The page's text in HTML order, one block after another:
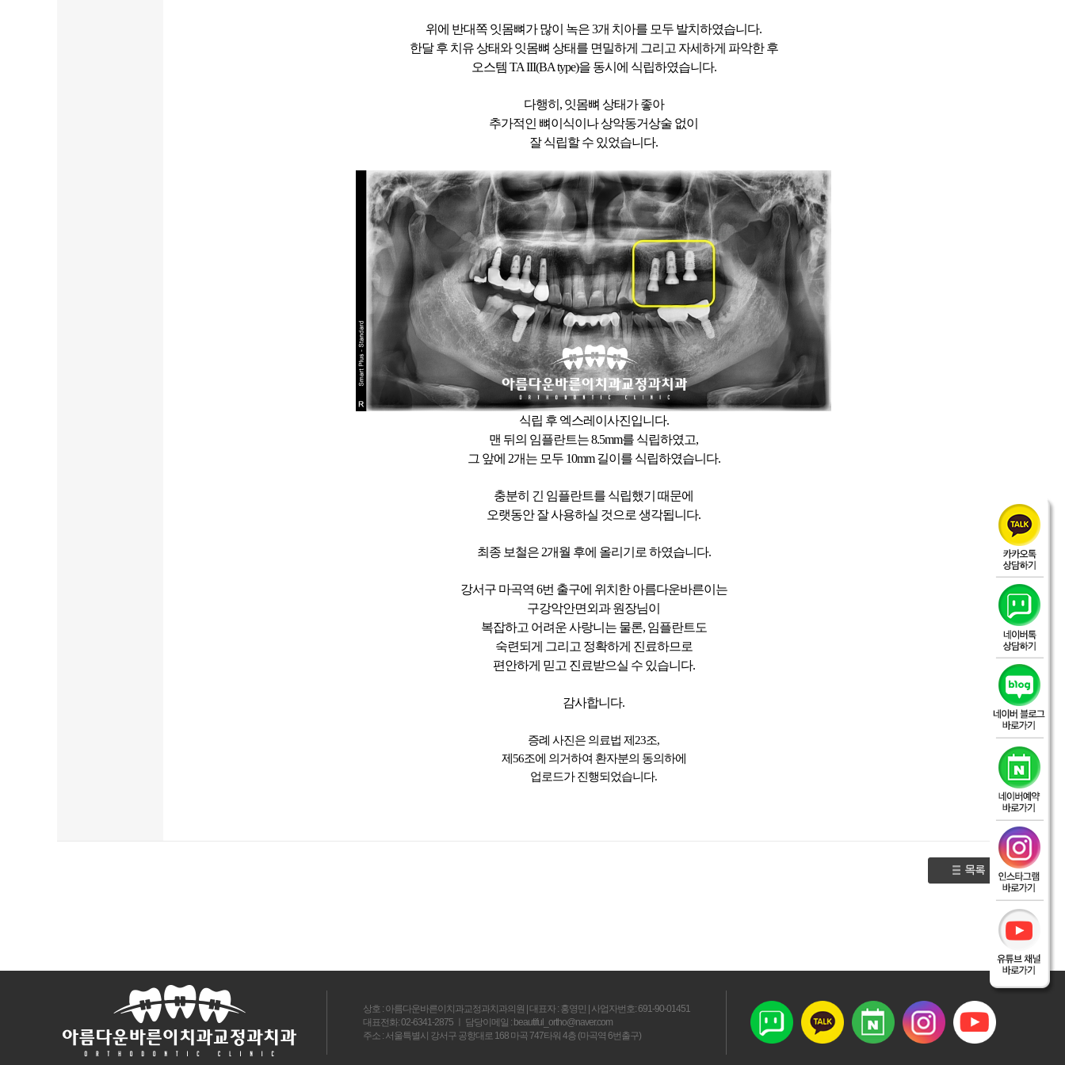
위에 반대쪽 잇몸뼈가 많이 녹은 3개 치아를 모두 발치하였습니다.
한달 후 치유 상태와 잇몸뼈 상태를 면밀하게 그리고 자세하게 파악한 후
오스템 TA III(BA type)을 동시에 식립하였습니다.
다행히, 잇몸뼈 상태가 좋아
추가적인 뼈이식이나 상악동거상술 없이
잘 식립할 수 있었습니다.
식립 후 엑스레이사진입니다.
맨 뒤의 임플란트는 8.5mm를 식립하였고,
그 앞에 2개는 모두 10mm 길이를 식립하였습니다.
충분히 긴 임플란트를 식립했기 때문에
오랫동안 잘 사용하실 것으로 생각됩니다.
최종 보철은 2개월 후에 올리기로 하였습니다.
강서구 마곡역 6번 출구에 위치한 아름다운바른이는
구강악안면외과 원장님이
복잡하고 어려운 사랑니는 물론, 임플란트도
숙련되게 그리고 정확하게 진료하므로
편안하게 믿고 진료받으실 수 있습니다.
감사합니다.
증례 사진은 의료법 제23조,
제56조에 의거하여 환자분의 동의하에
업로드가 진행되었습니다.
상호 : 아름다운바른이치과교정과치과의원 | 대표자 : 홍영민 | 사업자번호: 691-90-01451
대표전화: 02-6341-2875 ㅣ 담당이메일 : beautiful_ortho@naver.com
주소 : 서울특별시 강서구 공항대로 168 마곡 747타워 4층 (마곡역 6번출구)